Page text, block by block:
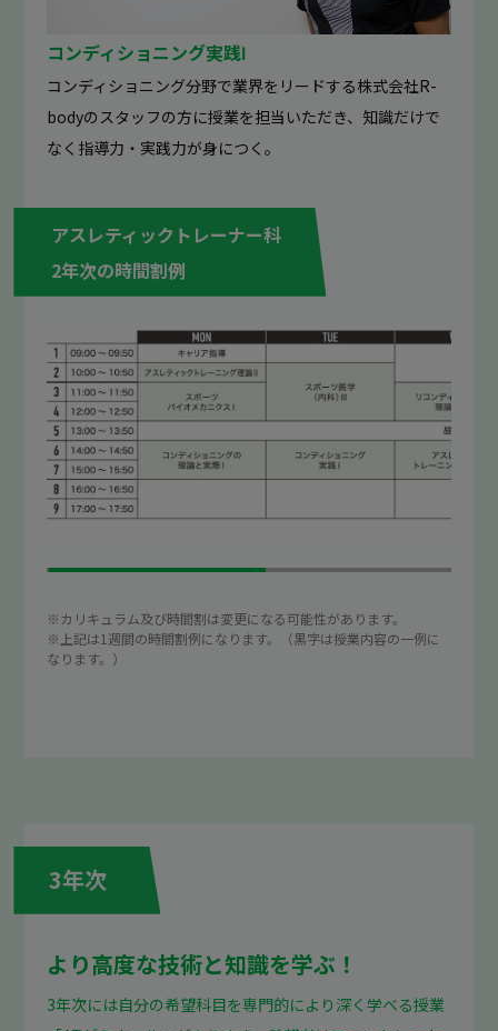
コンディショニング実践Ⅰ
コンディショニング分野で業界をリードする株式会社R-
bodyのスタッフの方に授業を担当いただき、知識だけで
なく指導力・実践力が身につく。
アスレティックトレーナー科
2年次の時間割例
※カリキュラム及び時間割は変更になる可能性があります。
※上記は1週間の時間割例になります。（黒字は授業内容の一例に
なります。）
3年次
より高度な技術と知識を学ぶ！
3年次には自分の希望科目を専門的により深く学べる授業